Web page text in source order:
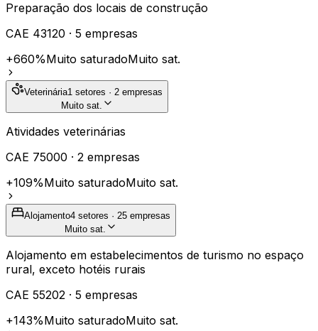
Preparação dos locais de construção
CAE 43120 · 5 empresas
+660%Muito saturadoMuito sat.
Veterinária1 setores · 2 empresas
Muito sat.
Atividades veterinárias
CAE 75000 · 2 empresas
+109%Muito saturadoMuito sat.
Alojamento4 setores · 25 empresas
Muito sat.
Alojamento em estabelecimentos de turismo no espaço
rural, exceto hotéis rurais
CAE 55202 · 5 empresas
+143%Muito saturadoMuito sat.